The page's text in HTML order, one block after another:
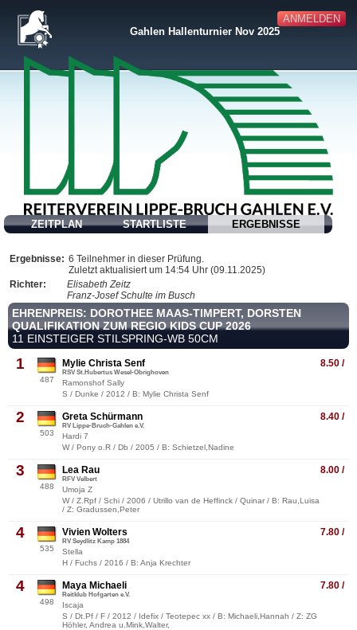
ANMELDEN
Gahlen Hallenturnier Nov 2025
ZEITPLAN STARTLISTE ERGEBNISSE
Ergebnisse: 6 Teilnehmer in dieser Prüfung.
Zuletzt aktualisiert um 14:54 Uhr (09.11.2025)
Richter:
Elisabeth Zeitz
Franz-Josef Schulte im Busch
EHRENPREIS: DOROTHEE MAAS-TIMPERT, DORSTEN
QUALIFIKATION ZUM REGIO KIDS CUP 2026
11 EINSTEIGER STILSPRING-WB 50CM
1
487
8.50 /
Mylie Christa Senf
RSV St.Hubertus Wesel-Obrighoven
Ramonshof Sally
S / Dunke / 2012 / B: Mylie Christa Senf
2
503
8.40 /
Greta Schürmann
RV Lippe-Bruch-Gahlen e.V.
Hardi 7
W / Pony o.R / Db / 2005 / B: Schietzel,Nadine
3
488
8.00 /
Lea Rau
RFV Velbert
Umoja Z
W / Z.Rpf / Schi / 2006 / Utrillo van de Heffinck / Quinar / B: Rau,Luisa
/ Z: Gradussen,Peter
4
535
7.80 /
Vivien Wolters
RV Seydlitz Kamp 1884
Stella
H / Fuchs / 2016 / B: Anja Krechter
4
498
7.80 /
Maya Michaeli
Reitklub Hofgarten e.V.
Iscaja
S / Dt.Pf / F / 2012 / Idefix / Teotepec xx / B: Michaeli,Hannah / Z: ZG
Höhler, Andrea u.Mink,Walter,